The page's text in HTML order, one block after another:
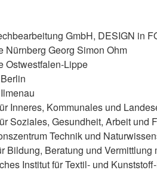
GmbH, DESIGN in
Nürnberg Georg Simon Ohm
Ostwestfalen-Lippe
Inneres, Kommunales und
Soziales, Gesundheit, Arbeit und
Technik und
Bildung, Beratung und Vermittlung
Institut für Textil- und